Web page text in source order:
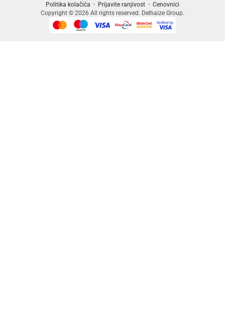
Politika kolačića
Prijavite ranjivost
Cenovnici
Copyright © 2026 All rights reserved. Delhaize Group.